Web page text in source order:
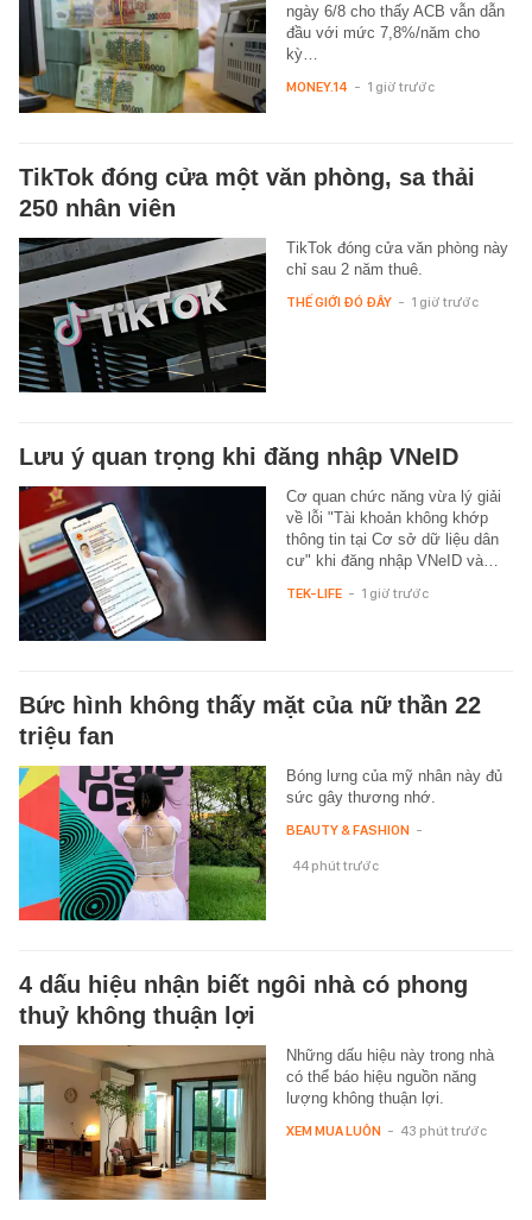
ngày 6/8 cho thấy ACB vẫn dẫn
đầu với mức 7,8%/năm cho
kỳ…
MONEY.14 - 1 giờ trước
TikTok đóng cửa một văn phòng, sa thải
250 nhân viên
TikTok đóng cửa văn phòng này
chỉ sau 2 năm thuê.
THẾ GIỚI ĐÓ ĐÂY - 1 giờ trước
Lưu ý quan trọng khi đăng nhập VNeID
Cơ quan chức năng vừa lý giải
về lỗi "Tài khoản không khớp
thông tin tại Cơ sở dữ liệu dân
cư" khi đăng nhập VNeID và…
TEK-LIFE - 1 giờ trước
Bức hình không thấy mặt của nữ thần 22
triệu fan
Bóng lưng của mỹ nhân này đủ
sức gây thương nhớ.
BEAUTY & FASHION -
44 phút trước
4 dấu hiệu nhận biết ngôi nhà có phong
thuỷ không thuận lợi
Những dấu hiệu này trong nhà
có thể báo hiệu nguồn năng
lượng không thuận lợi.
XEM MUA LUÔN - 43 phút trước